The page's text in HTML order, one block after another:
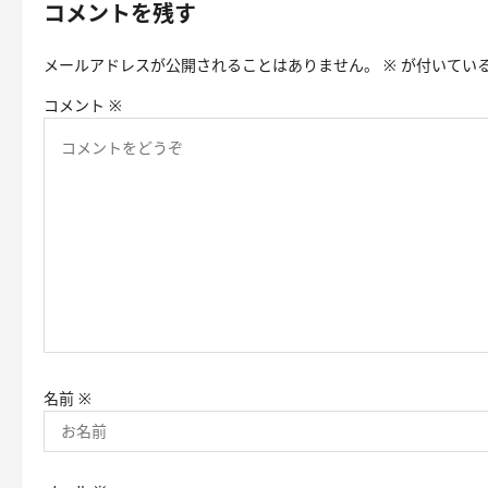
ゲ
ョ
コメントを残す
メールアドレスが公開されることはありません。 ※ が付いてい
コメント ※
名前 ※